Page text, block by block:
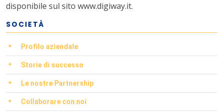
disponibile sul sito www.digiway.it.
SOCIETÀ
Profilo aziendale
Storie di successo
Le nostre Partnership
Collaborare con noi